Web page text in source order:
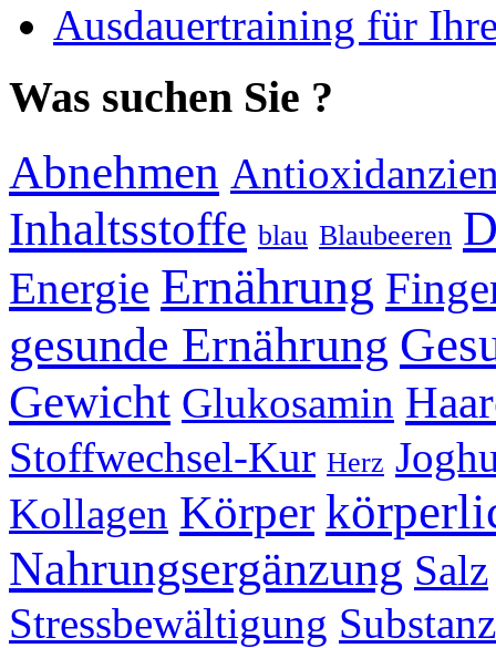
Ausdauertraining für
Was suchen Sie ?
Abnehmen
Inhaltsstoffe blau Blaubeeren
Energie Ernährung
gesunde Ernährung
Gewicht Glukosamin
Stoffwechsel-Kur Herz
Kollagen Körper
Nahrungsergänzung Salz
Stressbewältigung